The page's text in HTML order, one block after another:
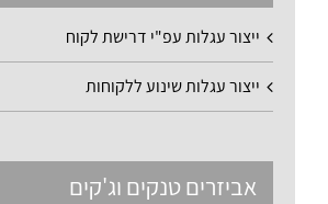
ייצור עגלות עפ"י דרישת לקוח
ייצור עגלות שינוע ללקוחות
אביזרים טנקים וג'קים